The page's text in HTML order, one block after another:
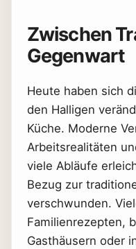
Zwischen
Gegenwart
Heute haben sich
den Halligen
Küche. Moderne
Arbeitsrealitäten
viele Abläufe
Bezug zur
verschwunden.
Familienrezepten,
Gasthäusern oder